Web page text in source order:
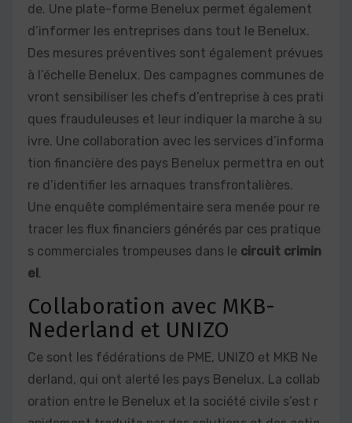
de. Une plate-forme Benelux permet également
d’informer les entreprises dans tout le Benelux.
Des mesures préventives sont également prévues
à l’échelle Benelux. Des campagnes communes de
vront sensibiliser les chefs d’entreprise à ces prati
ques frauduleuses et leur indiquer la marche à su
ivre. Une collaboration avec les services d’informa
tion financière des pays Benelux permettra en out
re d’identifier les arnaques transfrontalières.
Une enquête complémentaire sera menée pour re
tracer les flux financiers générés par ces pratique
s commerciales trompeuses dans le circuit crimin
el .
Collaboration avec MKB-
Nederland et UNIZO
Ce sont les fédérations de PME, UNIZO et MKB Ne
derland, qui ont alerté les pays Benelux. La collab
oration entre le Benelux et la société civile s’est r